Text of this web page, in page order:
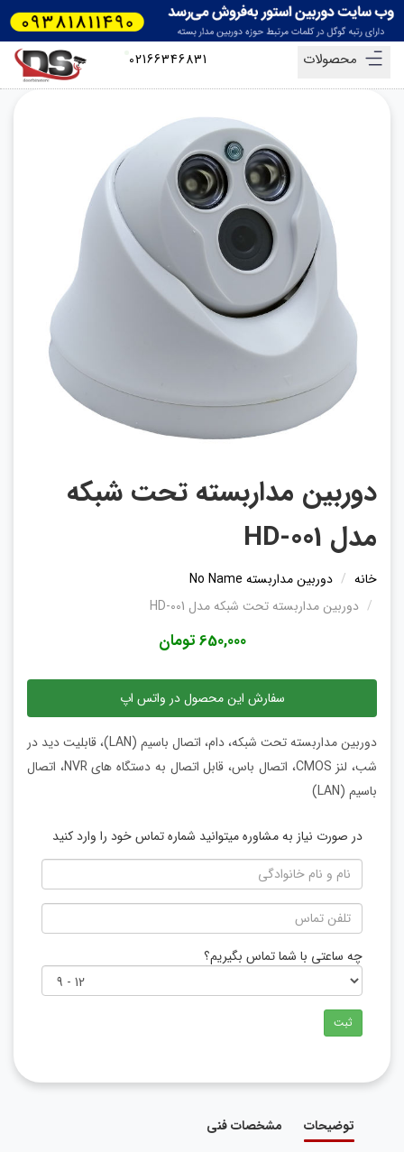
محصولات 02166346831
دوربین مداربسته تحت شبکه
مدل HD-001
خانه
دوربین مداربسته No Name
دوربین مداربسته تحت شبکه مدل HD-001
650,000 تومان
سفارش این محصول در واتس اپ
دوربین مداربسته تحت شبکه، دام، اتصال باسیم (LAN)، قابلیت دید در
شب، لنز CMOS، اتصال باس، قابل اتصال به دستگاه های NVR، اتصال
باسیم (LAN)
در صورت نیاز به مشاوره میتوانید شماره تماس خود را وارد کنید
چه ساعتی با شما تماس بگیریم؟
ثبت
توضیحات مشخصات فنی